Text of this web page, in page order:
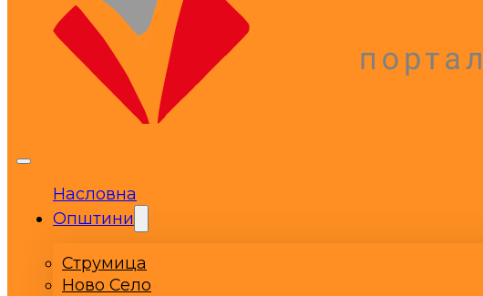
Насловна
Општини
Струмица
Ново Село